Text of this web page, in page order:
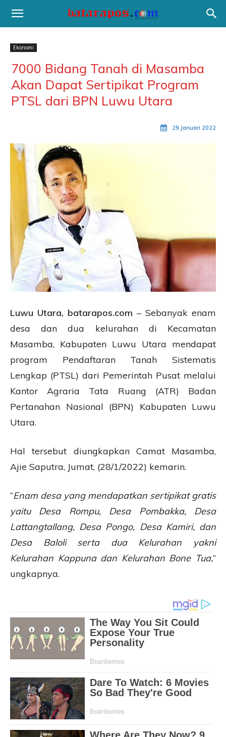
Ekonomi
7000 Bidang Tanah di Masamba
Akan Dapat Sertipikat Program
PTSL dari BPN Luwu Utara
29 Januari 2022
Luwu Utara, batarapos.com – Sebanyak enam
desa dan dua kelurahan di Kecamatan
Masamba, Kabupaten Luwu Utara mendapat
program Pendaftaran Tanah Sistematis
Lengkap (PTSL) dari Pemerintah Pusat melalui
Kantor Agraria Tata Ruang (ATR) Badan
Pertanahan Nasional (BPN) Kabupaten Luwu
Utara.
Hal tersebut diungkapkan Camat Masamba,
Ajie Saputra, Jumat, (28/1/2022) kemarin.
“Enam desa yang mendapatkan sertipikat gratis
yaitu Desa Rompu, Desa Pombakka, Desa
Lattangtallang, Desa Pongo, Desa Kamiri, dan
Desa Baloli serta dua Kelurahan yakni
Kelurahan Kappuna dan Kelurahan Bone Tua,”
ungkapnya.